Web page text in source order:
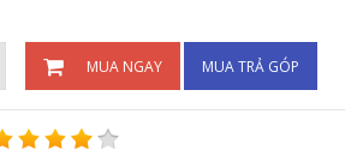
MUA NGAY MUA TRẢ GÓP